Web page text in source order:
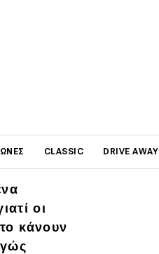
CLASSIC DRIVE AWAY
οι
κάνουν